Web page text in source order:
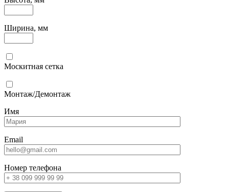
Ширина, мм
Москитная сетка
Монтаж/Демонтаж
Имя
Email
Номер телефона